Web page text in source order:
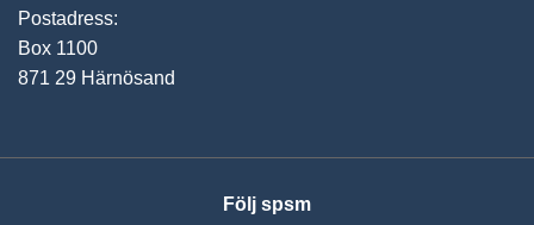
Postadress:
Box 1100
871 29 Härnösand
Följ spsm